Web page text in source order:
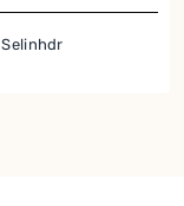
Selinhdr